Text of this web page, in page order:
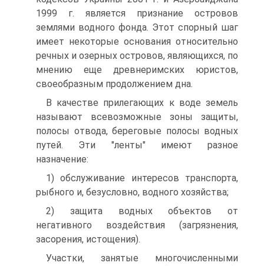
1999 г. является признание островов
землями водного фонда. Этот спорный шаг
имеет некоторые основания относительно
речных и озерных островов, являющихся, по
мнению еще древнеримских юристов,
своеобразным продолжением дна.
В качестве прилегающих к воде земель
называют всевозможные зоны защиты,
полосы отвода, береговые полосы водных
путей. Эти "ленты" имеют разное
назначение:
1) обслуживание интересов транспорта,
рыбного и, безусловно, водного хозяйства;
2) защита водных объектов от
негативного воздействия (загрязнения,
засорения, истощения).
Участки, занятые многочисленными